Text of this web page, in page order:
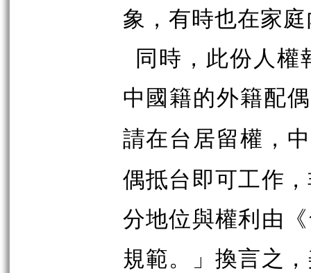
象，有時也在家
同時，此份人權
中國籍的外籍配
請在台居留權，
偶抵台即可工作
分地位與權利由
規範。」換言之